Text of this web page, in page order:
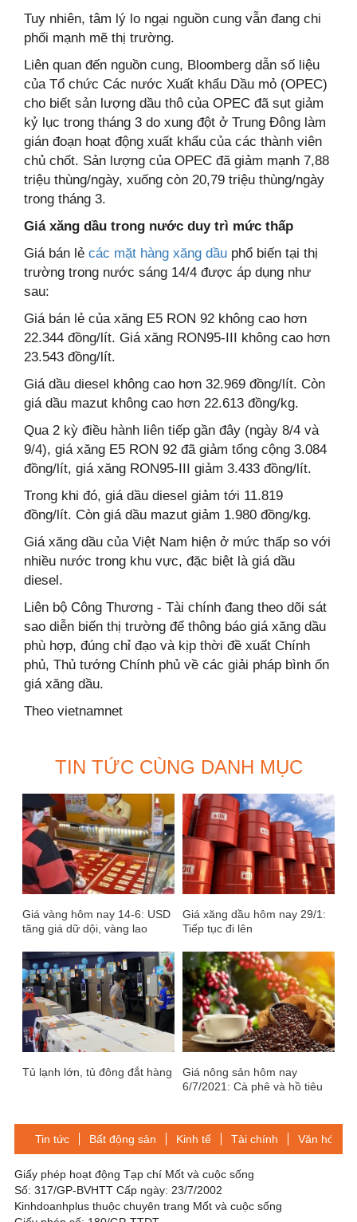
Tuy nhiên, tâm lý lo ngại nguồn cung vẫn đang chi
phối mạnh mẽ thị trường.
Liên quan đến nguồn cung, Bloomberg dẫn số liệu
của Tổ chức Các nước Xuất khẩu Dầu mỏ (OPEC)
cho biết sản lượng dầu thô của OPEC đã sụt giảm
kỷ lục trong tháng 3 do xung đột ở Trung Đông làm
gián đoạn hoạt động xuất khẩu của các thành viên
chủ chốt. Sản lượng của OPEC đã giảm mạnh 7,88
triệu thùng/ngày, xuống còn 20,79 triệu thùng/ngày
trong tháng 3.
Giá xăng dầu trong nước duy trì mức thấp
Giá bán lẻ các mặt hàng xăng dầu phổ biến tại thị
trường trong nước sáng 14/4 được áp dụng như
sau:
Giá bán lẻ của xăng E5 RON 92 không cao hơn
22.344 đồng/lít. Giá xăng RON95-III không cao hơn
23.543 đồng/lít.
Giá dầu diesel không cao hơn 32.969 đồng/lít. Còn
giá dầu mazut không cao hơn 22.613 đồng/kg.
Qua 2 kỳ điều hành liên tiếp gần đây (ngày 8/4 và
9/4), giá xăng E5 RON 92 đã giảm tổng cộng 3.084
đồng/lít, giá xăng RON95-III giảm 3.433 đồng/lít.
Trong khi đó, giá dầu diesel giảm tới 11.819
đồng/lít. Còn giá dầu mazut giảm 1.980 đồng/kg.
Giá xăng dầu của Việt Nam hiện ở mức thấp so với
nhiều nước trong khu vực, đặc biệt là giá dầu
diesel.
Liên bộ Công Thương - Tài chính đang theo dõi sát
sao diễn biến thị trường để thông báo giá xăng dầu
phù hợp, đúng chỉ đạo và kịp thời đề xuất Chính
phủ, Thủ tướng Chính phủ về các giải pháp bình ổn
giá xăng dầu.
Theo vietnamnet
TIN TỨC CÙNG DANH MỤC
Giá vàng hôm nay 14-6: USD
tăng giá dữ dội, vàng lao
Giá xăng dầu hôm nay 29/1:
Tiếp tục đi lên
Tủ lạnh lớn, tủ đông đắt hàng
Giá nông sản hôm nay
6/7/2021: Cà phê và hồ tiêu
Tin tức Bất động sản Kinh tế Tài chính Văn hóa-
Giấy phép hoạt động Tạp chí Mốt và cuộc sống
Số: 317/GP-BVHTT Cấp ngày: 23/7/2002
Kinhdoanhplus thuộc chuyên trang Mốt và cuộc sống